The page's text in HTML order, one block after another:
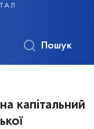
Пошук
капітальний